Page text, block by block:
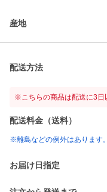
産地
配送方法
※こちらの商品は配送に3日
配送料金（送料）
※離島などの例外はあります
お届け日指定